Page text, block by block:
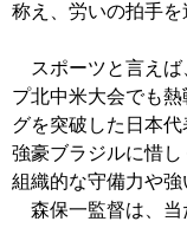
称え、労いの拍手を
スポーツと言えば
プ北中米大会でも
グを突破した日本
強豪ブラジルに惜
組織的な守備力や強
森保一監督は、当